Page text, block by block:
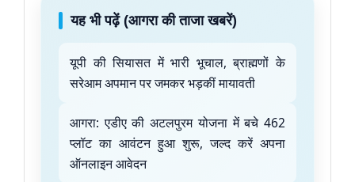
यह भी पढ़ें (आगरा की ताजा खबरें)
यूपी की सियासत में भारी भूचाल, ब्राह्मणों के
सरेआम अपमान पर जमकर भड़कीं मायावती
आगरा: एडीए की अटलपुरम योजना में बचे 462
प्लॉट का आवंटन हुआ शुरू, जल्द करें अपना
ऑनलाइन आवेदन